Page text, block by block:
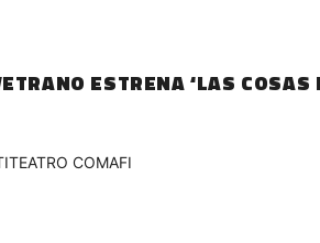
ESTRENA ‘LAS
COMAFI